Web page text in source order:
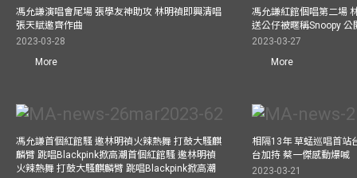
馮允謙演唱會尾場 張學友神助攻 林明禎即興清唱
張天賦邀齊作曲
2023-03-28
More
馮允謙紅館個唱第二場
送公仔被暱稱Snoopy 公
2023-03-27
More
馮允謙首個紅館騷 邀林明禎火辣熱舞 打鼓大騷麒
麟臂 跳唱Blackpink掀高潮首個紅館騷 邀林明禎
火辣熱舞 打鼓大騷麒麟臂 跳唱Blackpink掀高潮
相隔13年 草蜢巡唱首站
台加持 蔡一傑感動爆喊
2023-03-21